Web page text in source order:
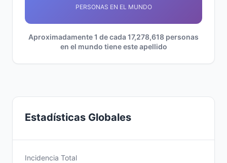
PERSONAS EN EL MUNDO
Aproximadamente 1 de cada 17,278,618 personas
en el mundo tiene este apellido
Estadísticas Globales
Incidencia Total